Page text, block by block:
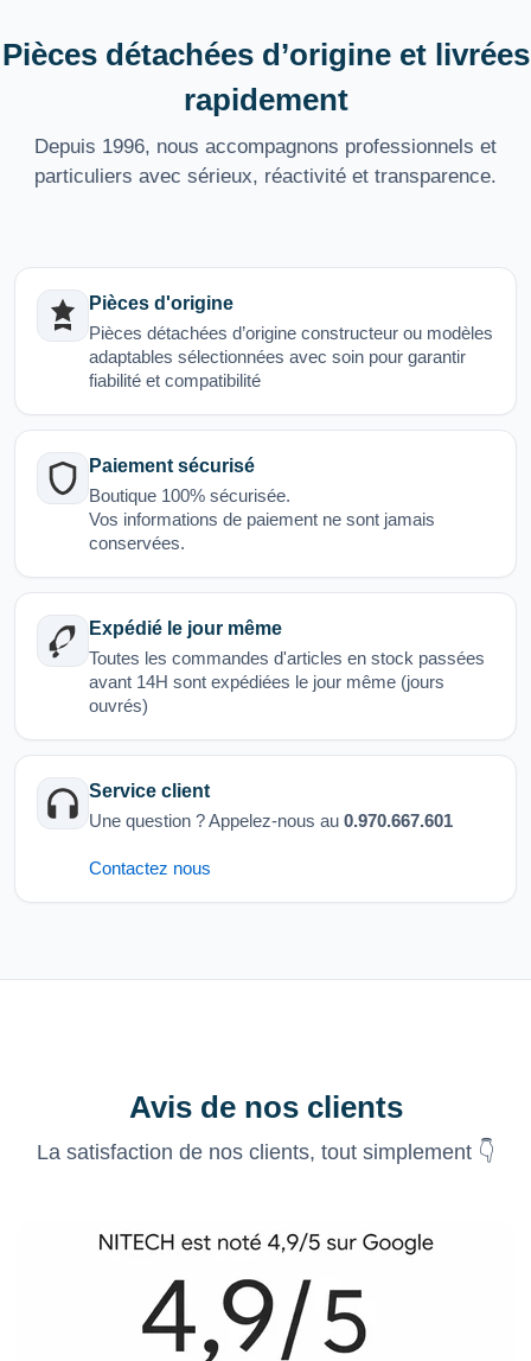
Pièces détachées d’origine et livrées
rapidement
Depuis 1996, nous accompagnons professionnels et
particuliers avec sérieux, réactivité et transparence.
Pièces d'origine
Pièces détachées d’origine constructeur ou modèles
adaptables sélectionnées avec soin pour garantir
fiabilité et compatibilité
Paiement sécurisé
Boutique 100% sécurisée.
Vos informations de paiement ne sont jamais
conservées.
Expédié le jour même
Toutes les commandes d'articles en stock passées
avant 14H sont expédiées le jour même (jours
ouvrés)
Service client
Une question ? Appelez-nous au 0.970.667.601
Contactez nous
Avis de nos clients
La satisfaction de nos clients, tout simplement 👇